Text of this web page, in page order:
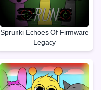
Sprunki Echoes Of Firmware
Legacy